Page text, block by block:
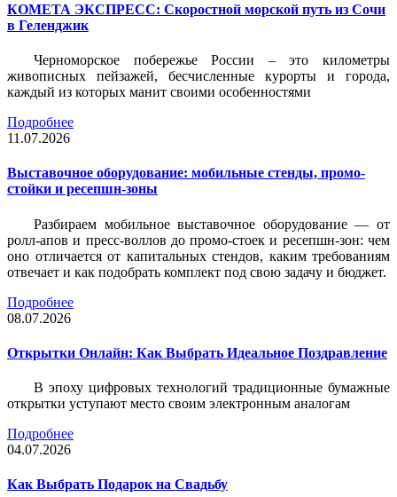
КОМЕТА ЭКСПРЕСС: Скоростной морской путь из Сочи
в Геленджик
Черноморское побережье России – это километры
живописных пейзажей, бесчисленные курорты и города,
каждый из которых манит своими особенностями
Подробнее
11.07.2026
Выставочное оборудование: мобильные стенды, промо-
стойки и ресепшн-зоны
Разбираем мобильное выставочное оборудование — от
ролл-апов и пресс-воллов до промо-стоек и ресепшн-зон: чем
оно отличается от капитальных стендов, каким требованиям
отвечает и как подобрать комплект под свою задачу и бюджет.
Подробнее
08.07.2026
Открытки Онлайн: Как Выбрать Идеальное Поздравление
В эпоху цифровых технологий традиционные бумажные
открытки уступают место своим электронным аналогам
Подробнее
04.07.2026
Как Выбрать Подарок на Свадьбу